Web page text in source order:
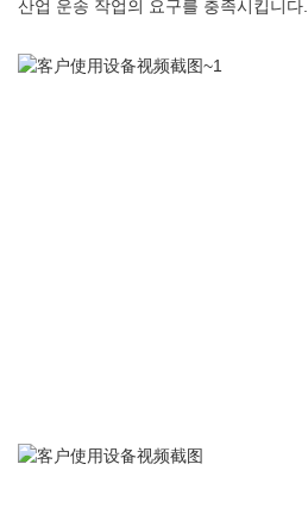
산업 운송 작업의 요구를 충족시킵니다.